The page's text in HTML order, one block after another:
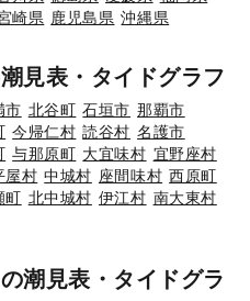
崎県 鹿児島県 沖縄県
見表・タイドグラフ
市 北谷町 石垣市 那覇市
今帰仁村 読谷村 名護市
与那原町 大宜味村 宜野座村
屋村 中城村 座間味村 西原町
町 北中城村 伊江村 南大東村
潮見表・タイドグラ